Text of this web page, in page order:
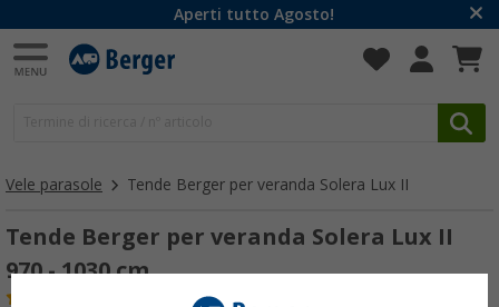
Aperti tutto Agosto!
Vele parasole Tende Berger per veranda Solera Lux II
Tende Berger per veranda Solera Lux II
970 - 1030 cm